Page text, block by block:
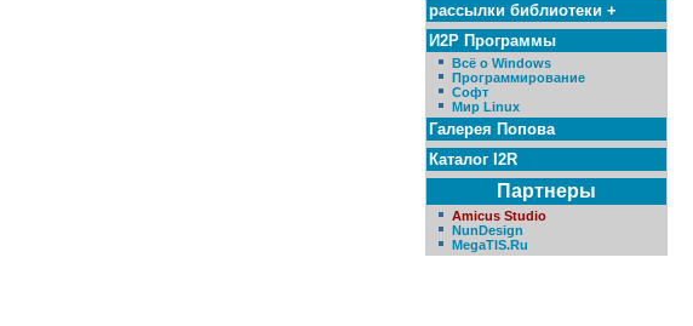
рассылки библиотеки +
И2Р Программы
Всё о Windows
Программирование
Софт
Мир Linux
Галерея Попова
Каталог I2R
Партнеры
Amicus Studio
NunDesign
MegaTIS.Ru